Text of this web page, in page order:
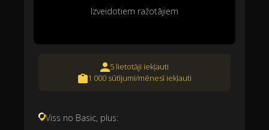
Izveidotiem ražotājiem
5 lietotāji iekļauti
1 000 sūtījumi/mēnesī iekļauti
Viss no Basic, plus: